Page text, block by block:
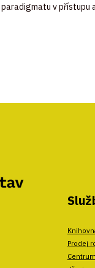
paradigmatu vpřístupu
Prodej